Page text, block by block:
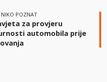
NIKO POZNAT
za provjeru
automobila prije